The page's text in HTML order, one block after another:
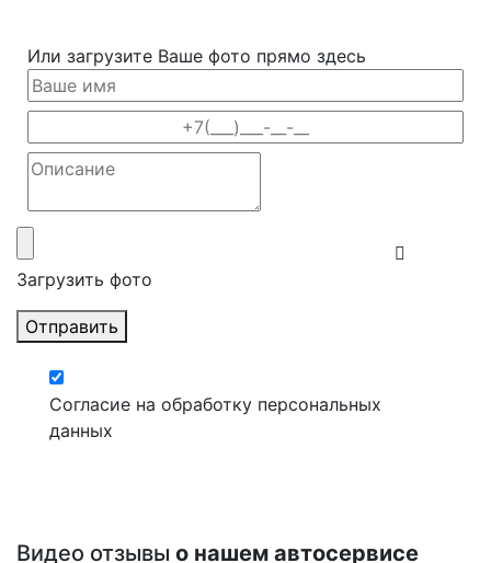
Или загрузите Ваше фото прямо здесь
Загрузить фото
Отправить
Согласие на обработку персональных
данных
Видео отзывы о нашем автосервисе